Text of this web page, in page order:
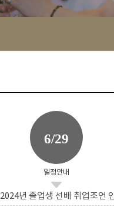
6/29
일정안내
2024년 졸업생 선배 취업조언